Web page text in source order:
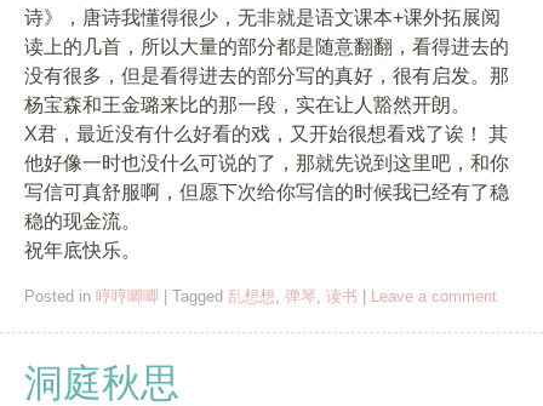
诗》，唐诗我懂得很少，无非就是语文课本+课外拓展阅
读上的几首，所以大量的部分都是随意翻翻，看得进去的
没有很多，但是看得进去的部分写的真好，很有启发。那
杨宝森和王金璐来比的那一段，实在让人豁然开朗。
X君，最近没有什么好看的戏，又开始很想看戏了诶！ 其
他好像一时也没什么可说的了，那就先说到这里吧，和你
写信可真舒服啊，但愿下次给你写信的时候我已经有了稳
稳的现金流。
祝年底快乐。
Posted in 哼哼唧唧 Tagged 乱想想, 弹琴, 读书 Leave a comment
洞庭秋思